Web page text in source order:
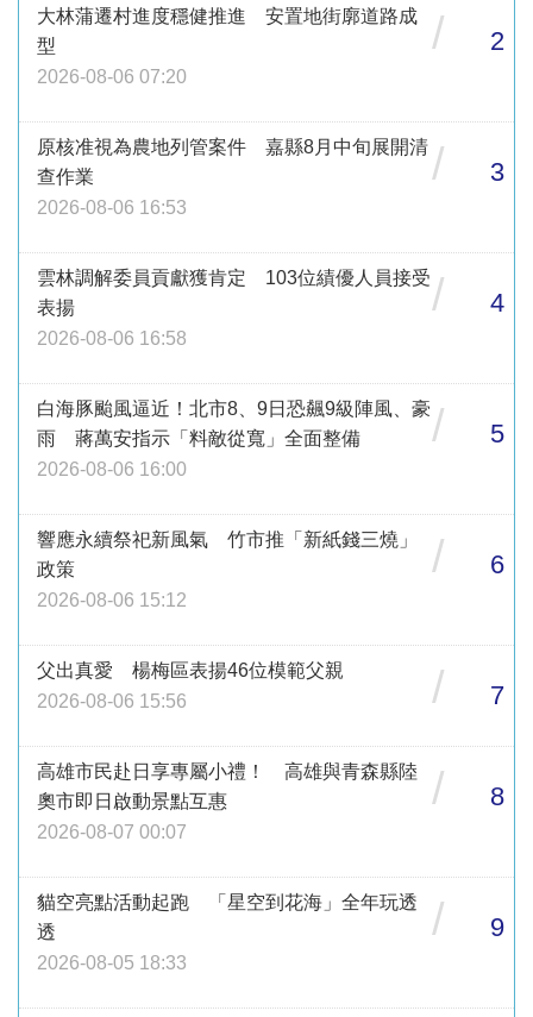
大林蒲遷村進度穩健推進 安置地街廓道路成
型
2026-08-06 07:20
/ 2
原核准視為農地列管案件 嘉縣8月中旬展開清
查作業
2026-08-06 16:53
/ 3
雲林調解委員貢獻獲肯定 103位績優人員接受
表揚
2026-08-06 16:58
/ 4
白海豚颱風逼近！北市8、9日恐飆9級陣風、豪
雨 蔣萬安指示「料敵從寬」全面整備
2026-08-06 16:00
/ 5
響應永續祭祀新風氣 竹市推「新紙錢三燒」
政策
2026-08-06 15:12
/ 6
父出真愛 楊梅區表揚46位模範父親
2026-08-06 15:56
/ 7
高雄市民赴日享專屬小禮！ 高雄與青森縣陸
奧市即日啟動景點互惠
2026-08-07 00:07
/ 8
貓空亮點活動起跑 「星空到花海」全年玩透
透
2026-08-05 18:33
/ 9